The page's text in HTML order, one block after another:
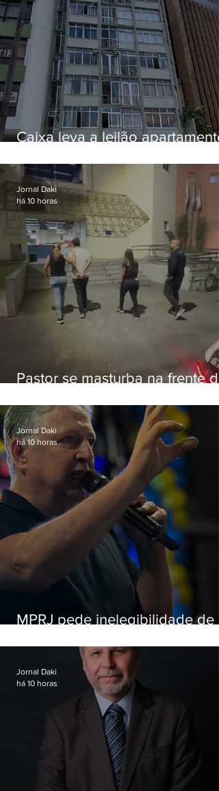
Caixa leva a leilão apartamento
Botafogo
Pastor se masturba na frente de
Jornal Daki
há 10 horas
MPRJ pede inelegibilidade de
Jornal Daki
há 10 horas
Jornal Daki
há 10 horas